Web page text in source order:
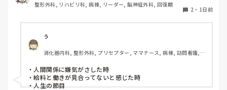
整形外科, リハビリ科, 病棟, リーダー, 脳神経外科, 回復期
2 ・ 1日前
う
消化器内科, 整形外科, プリセプター, ママナース, 病棟, 訪問看護,
・人間関係に嫌気がさした時
・給料と働きが見合ってないと感じた時
・人生の節目